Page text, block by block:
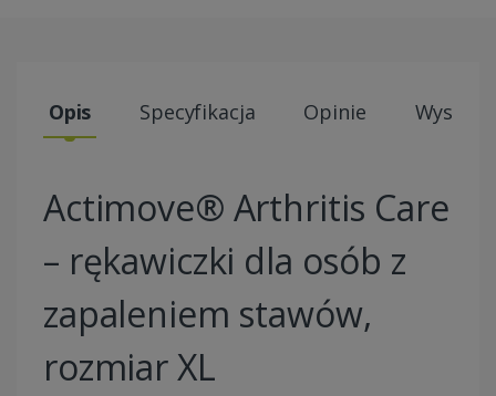
Opis Specyfikacja Opinie Wysyłki
Actimove® Arthritis Care
– rękawiczki dla osób z
zapaleniem stawów,
rozmiar XL